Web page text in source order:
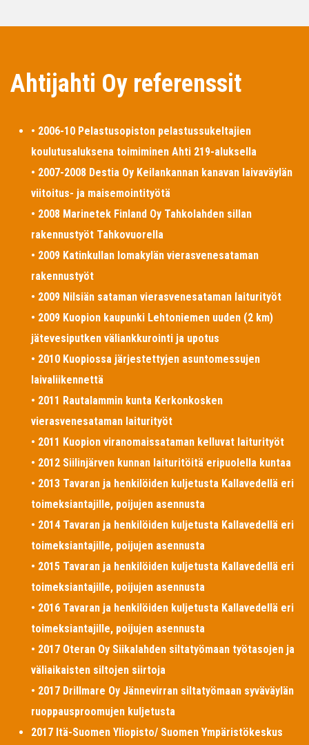
Ahtijahti Oy referenssit
• 2006-10 Pelastusopiston pelastussukeltajien
koulutusaluksena toimiminen Ahti 219-aluksella
• 2007-2008 Destia Oy Keilankannan kanavan laivaväylän
viitoitus- ja maisemointityötä
• 2008 Marinetek Finland Oy Tahkolahden sillan
rakennustyöt Tahkovuorella
• 2009 Katinkullan lomakylän vierasvenesataman
rakennustyöt
• 2009 Nilsiän sataman vierasvenesataman laiturityöt
• 2009 Kuopion kaupunki Lehtoniemen uuden (2 km)
jätevesiputken väliankkurointi ja upotus
• 2010 Kuopiossa järjestettyjen asuntomessujen
laivaliikennettä
• 2011 Rautalammin kunta Kerkonkosken
vierasvenesataman laiturityöt
• 2011 Kuopion viranomaissataman kelluvat laiturityöt
• 2012 Siilinjärven kunnan laituritöitä eripuolella kuntaa
• 2013 Tavaran ja henkilöiden kuljetusta Kallavedellä eri
toimeksiantajille, poijujen asennusta
• 2014 Tavaran ja henkilöiden kuljetusta Kallavedellä eri
toimeksiantajille, poijujen asennusta
• 2015 Tavaran ja henkilöiden kuljetusta Kallavedellä eri
toimeksiantajille, poijujen asennusta
• 2016 Tavaran ja henkilöiden kuljetusta Kallavedellä eri
toimeksiantajille, poijujen asennusta
• 2017 Oteran Oy Siikalahden siltatyömaan työtasojen ja
väliaikaisten siltojen siirtoja
• 2017 Drillmare Oy Jännevirran siltatyömaan syväväylän
ruoppausproomujen kuljetusta
2017 Itä-Suomen Yliopisto/ Suomen Ympäristökeskus